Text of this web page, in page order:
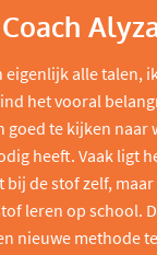
Coach
eigenlijk alle talen,
het vooral
goed te kijken naar
heeft. Vaak ligt
bij de stof zelf,
leren op school.
nieuwe methode